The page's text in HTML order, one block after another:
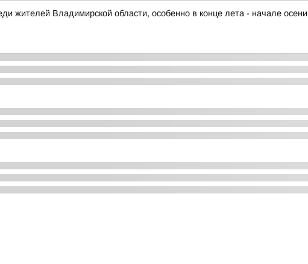
жителей Владимирской области, особенно в конце лета - начале осени